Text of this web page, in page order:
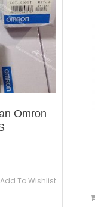
Omron
Add To Wishlist